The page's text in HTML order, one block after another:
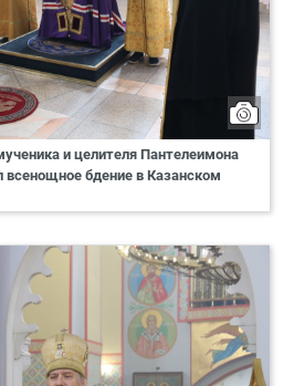
и целителя Пантелеимона
всенощное бдение в Казанском